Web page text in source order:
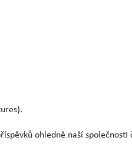
ohledně naší společnosti